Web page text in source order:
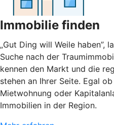
Immobilie finden
„Gut Ding will Weile haben”,
Suche nach der
kennen den Markt und die
stehen an Ihrer Seite. Egal
Mietwohnung oder
Immobilien in der Region.